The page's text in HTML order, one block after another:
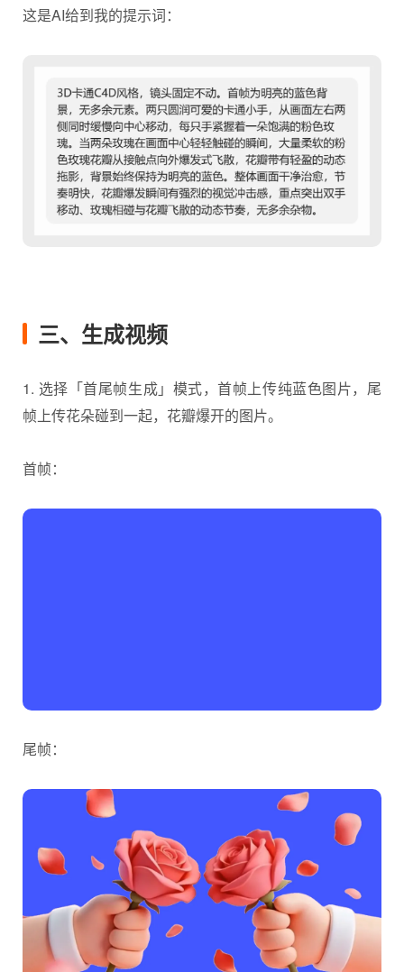
这是AI给到我的提示词：
三、生成视频
1. 选择「首尾帧生成」模式，首帧上传纯蓝色图片，尾
帧上传花朵碰到一起，花瓣爆开的图片。
首帧：
尾帧：